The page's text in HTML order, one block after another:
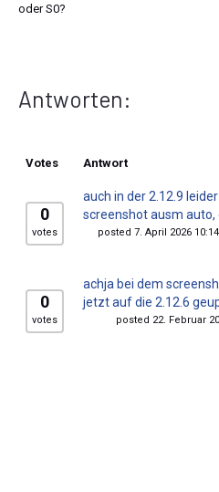
oder S0?
Antworten:
Votes Antwort
0
votes
auch in der 2.12.9
screenshot ausm auto,
posted 7. April 2026
0
votes
achja bei dem
jetzt auf die 2.12.6
posted 22. Februar